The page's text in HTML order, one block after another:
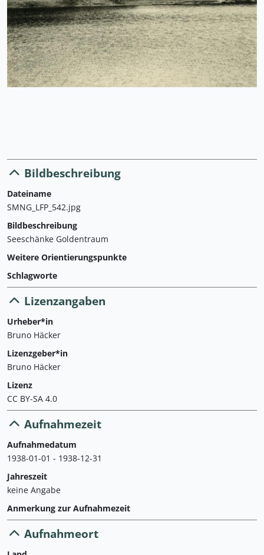
Bildbeschreibung
Dateiname
SMNG_LFP_542.jpg
Bildbeschreibung
Seeschänke Goldentraum
Weitere Orientierungspunkte
Schlagworte
Lizenzangaben
Urheber*in
Bruno Häcker
Lizenzgeber*in
Bruno Häcker
Lizenz
CC BY-SA 4.0
Aufnahmezeit
Aufnahmedatum
1938-01-01 - 1938-12-31
Jahreszeit
keine Angabe
Anmerkung zur Aufnahmezeit
Aufnahmeort